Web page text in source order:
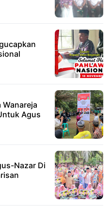
Wanareja
Agus
Nazar Di